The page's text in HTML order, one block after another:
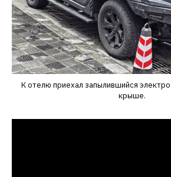
К отелю приехал запылившийся
крыше.